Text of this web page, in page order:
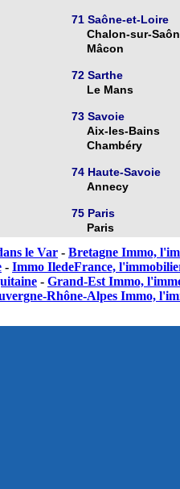
71 Saône-et-Loire
Chalon-sur-
Mâcon
72 Sarthe
Le Mans
73 Savoie
Aix-les-Bains
Chambéry
74 Haute-Savoie
Annecy
75 Paris
Paris
le Var - Bretagne Immo,
- Immo IledeFrance,
- Grand-Est Immo,
Rhône-Alpes Immo,